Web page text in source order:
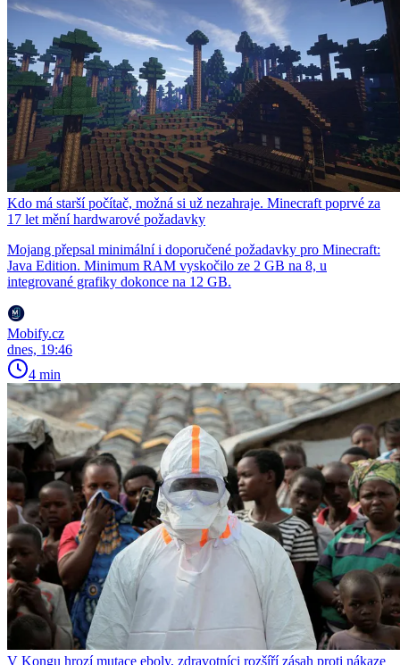
Kdo má starší počítač, možná si už nezahraje. Minecraft poprvé za
17 let mění hardwarové požadavky
Mojang přepsal minimální i doporučené požadavky pro Minecraft:
Java Edition. Minimum RAM vyskočilo ze 2 GB na 8, u
integrované grafiky dokonce na 12 GB.
Mobify.cz
dnes, 19:46
4 min
V Kongu hrozí mutace eboly, zdravotníci rozšíří zásah proti nákaze